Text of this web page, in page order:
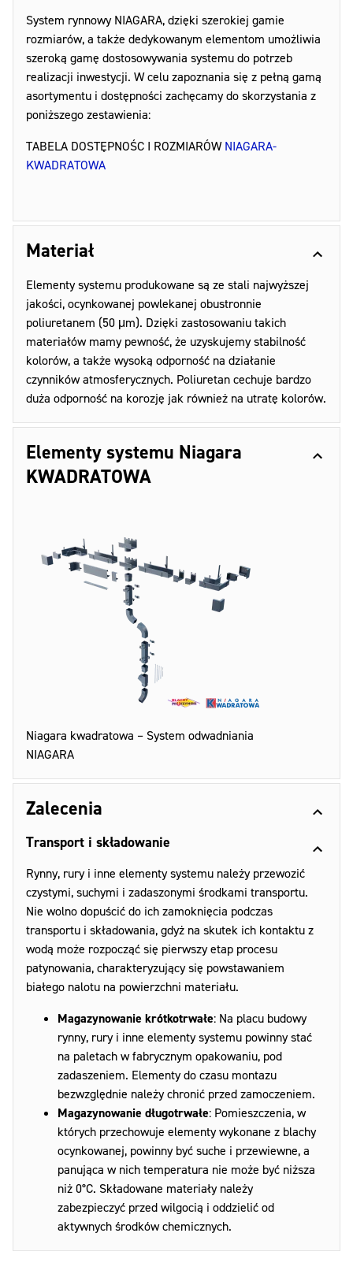
System rynnowy NIAGARA, dzięki szerokiej gamie
rozmiarów, a także dedykowanym elementom umożliwia
szeroką gamę dostosowywania systemu do potrzeb
realizacji inwestycji. W celu zapoznania się z pełną gamą
asortymentu i dostępności zachęcamy do skorzystania z
poniższego zestawienia:
TABELA DOSTĘPNOŚC I ROZMIARÓWNIAGARA-
KWADRATOWA
Materiał
Elementy systemu produkowane są ze stali najwyższej
jakości, ocynkowanej powlekanej obustronnie
poliuretanem (50 μm). Dzięki zastosowaniu takich
materiałów mamy pewność, że uzyskujemy stabilność
kolorów, a także wysoką odporność na działanie
czynników atmosferycznych. Poliuretan cechuje bardzo
duża odporność na korozję jak również na utratę kolorów.
Elementy systemu Niagara
KWADRATOWA
Niagara kwadratowa – System odwadniania
NIAGARA
Zalecenia
Transport i składowanie
Rynny, rury i inne elementy systemu należy przewozić
czystymi, suchymi i zadaszonymi środkami transportu.
Nie wolno dopuścić do ich zamoknięcia podczas
transportu i składowania, gdyż na skutek ich kontaktu z
wodą może rozpocząć się pierwszy etap procesu
patynowania, charakteryzujący się powstawaniem
białego nalotu na powierzchni materiału.
Magazynowanie krótkotrwałe: Na placu budowy
rynny, rury i inne elementy systemu powinny stać
na paletach w fabrycznym opakowaniu, pod
zadaszeniem. Elementy do czasu montazu
bezwzględnie należy chronić przed zamoczeniem.
Magazynowanie długotrwałe: Pomieszczenia, w
których przechowuje elementy wykonane z blachy
ocynkowanej, powinny być suche i przewiewne, a
panująca w nich temperatura nie może być niższa
niż 0°C. Składowane materiały należy
zabezpieczyć przed wilgocią i oddzielić od
aktywnych środków chemicznych.